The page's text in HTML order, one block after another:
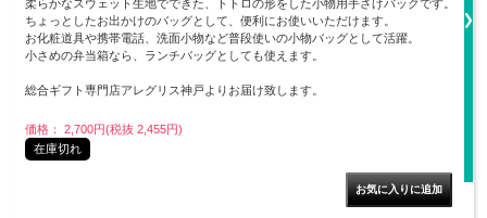
柔らかなスウェット生地でできた、トトロの形をした小物用手さげバックです。
ちょっとしたお出かけのバッグとして、便利にお使いいただけます。
お化粧道具や携帯電話、洗面小物など普段使いの小物バッグとして活躍。
小さめの弁当箱なら、ランチバッグとしても使えます。
総合ギフト専門店アレグリス神戸よりお届け致します。
価格： 2,700円(税抜 2,455円)
在庫切れ